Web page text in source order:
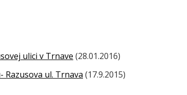
ulici v Trnave (28.01.2016)
ul. Trnava (17.9.2015)